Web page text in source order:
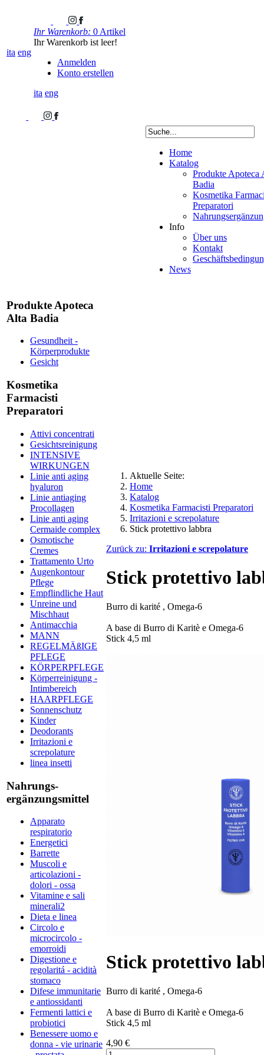
ita eng
Ihr Warenkorb: 0 Artikel
Ihr Warenkorb ist leer!
Anmelden
Konto erstellen
ita eng
Home
Katalog
Produkte Apoteca
Badia
Kosmetika
Preparatori
Info
Über uns
Kontakt
News
Produkte Apoteca
Alta Badia
Gesundheit -
Körperprodukte
Gesicht
Kosmetika
Farmacisti
Preparatori
Attivi concentrati
Gesichtsreinigung
INTENSIVE
WIRKUNGEN
Linie anti aging
hyaluron
Linie antiaging
Procollagen
Linie anti aging
Cermaide complex
Osmotische
Cremes
Trattamento Urto
Augenkontour
Pflege
Empflindliche Haut
Unreine und
Mischhaut
Antimacchia
MANN
REGELMÄßIGE
PFLEGE
KÖRPERPFLEGE
Körperreinigung -
Intimbereich
HAARPFLEGE
Sonnenschutz
Kinder
Deodorants
Irritazioni e
screpolature
linea insetti
Nahrungs-
ergänzungsmittel
Apparato
respiratorio
Energetici
Barrette
Muscoli e
articolazioni -
dolori - ossa
Vitamine e sali
minerali2
Dieta e linea
Circolo e
microcircolo -
emorroidi
Digestione e
regolaritá - acidità
stomaco
Difese immunitarie
e antiossidanti
Fermenti lattici e
probiotici
Benessere uomo e
donna - vie urinarie
Aktuelle Seite:
Home
Katalog
Kosmetika Farmacisti Preparatori
Irritazioni e screpolature
Stick protettivo labbra
Zurück zu: Irritazioni e screpolature
Stick protettivo
Burro di karité , Omega-6
A base di Burro di Karitè e Omega-6
Stick 4,5 ml
Stick protettivo
Burro di karité , Omega-6
A base di Burro di Karitè e Omega-6
Stick 4,5 ml
4,90 €